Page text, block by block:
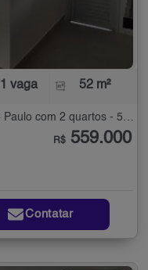
1 vaga 52 m²
Apartamento à Venda no Jardim São Paulo com 2 quartos - 52 m²
R$ 559.000
Contatar